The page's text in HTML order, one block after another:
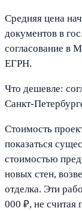
Средняя цена
документов в
согласование в
ЕГРН.
Что дешевле:
Санкт-
Стоимость
показаться
стоимостью
новых стен,
отделка. Эти
000 ₽, не считая